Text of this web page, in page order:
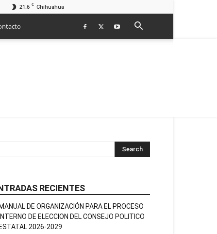
21.6 C Chihuahua
RECIENTES
MANUAL DE ORGANIZACIÓN PARA EL PROCESO
INTERNO DE ELECCION DEL CONSEJO POLITICO
ESTATAL 2026-2029